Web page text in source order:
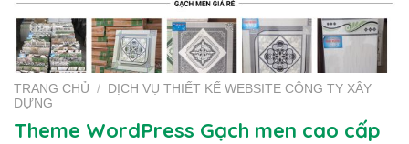
TRANG CHỦ /
DỊCH VỤ THIẾT KẾ WEBSITE CÔNG TY XÂY
DỰNG
Theme WordPress Gạch men cao cấp